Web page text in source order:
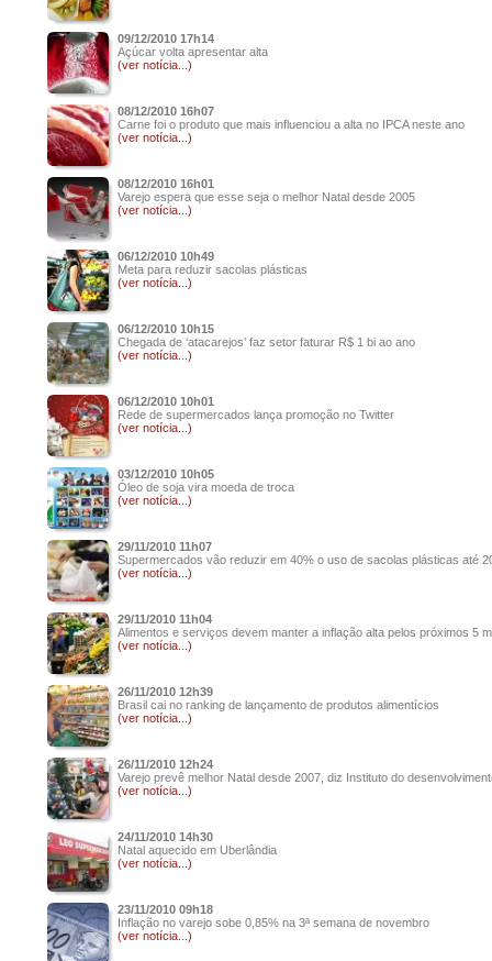
09/12/2010 17h14
Açúcar volta apresentar alta
(ver notícia...)
08/12/2010 16h07
Carne foi o produto que mais influenciou a alta no IPCA neste ano
(ver notícia...)
08/12/2010 16h01
Varejo espera que esse seja o melhor Natal desde 2005
(ver notícia...)
06/12/2010 10h49
Meta para reduzir sacolas plásticas
(ver notícia...)
06/12/2010 10h15
Chegada de ‘atacarejos’ faz setor faturar R$ 1 bi ao ano
(ver notícia...)
06/12/2010 10h01
Rede de supermercados lança promoção no Twitter
(ver notícia...)
03/12/2010 10h05
Óleo de soja vira moeda de troca
(ver notícia...)
29/11/2010 11h07
Supermercados vão reduzir em 40% o uso de sacolas plásticas até
(ver notícia...)
29/11/2010 11h04
Alimentos e serviços devem manter a inflação alta pelos próximos 5
(ver notícia...)
26/11/2010 12h39
Brasil cai no ranking de lançamento de produtos alimentícios
(ver notícia...)
26/11/2010 12h24
Varejo prevê melhor Natal desde 2007, diz Instituto do
(ver notícia...)
24/11/2010 14h30
Natal aquecido em Uberlândia
(ver notícia...)
23/11/2010 09h18
Inflação no varejo sobe 0,85% na 3ª semana de novembro
(ver notícia...)